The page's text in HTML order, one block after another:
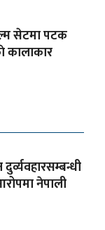
सेटमा पटक
कालाकार
नेपाली